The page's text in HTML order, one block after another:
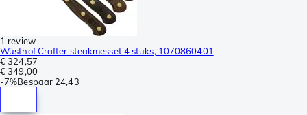
1 review
Wüsthof Crafter steakmesset 4 stuks, 1070860401
€ 324,57
€ 349,00
-7%Bespaar 24,43